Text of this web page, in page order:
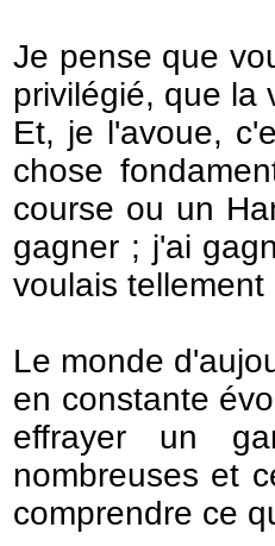
Je pense que
privilégié, que la
Et, je l'avoue,
chose
course ou un
gagner ; j'ai
voulais
Le monde
en constante
effrayer un
nombreuses et
comprendre ce